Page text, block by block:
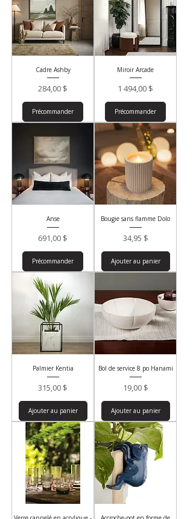
Cadre Ashby
Prix
284,00 $
Précommander
Miroir Arcade
Prix
1 494,00 $
Précommander
Anse
Prix
691,00 $
Précommander
Bougie sans flamme Dolo
Prix
34,95 $
Ajouter au panier
Palmier Kentia
Prix
315,00 $
Ajouter au panier
Bol de service 8 po Hanami
Prix
19,00 $
Ajouter au panier